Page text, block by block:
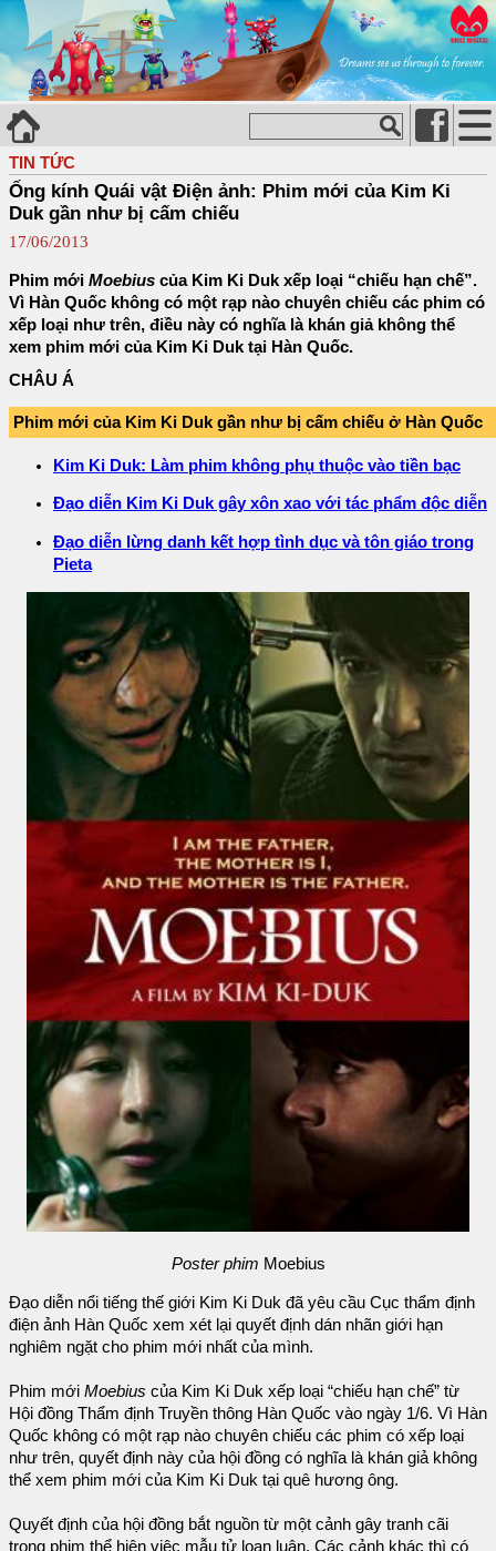
TIN TỨC
Ống kính Quái vật Điện ảnh: Phim mới của Kim Ki
Duk gần như bị cấm chiếu
17/06/2013
Phim mới Moebius của Kim Ki Duk xếp loại “chiếu hạn chế”.
Vì Hàn Quốc không có một rạp nào chuyên chiếu các phim có
xếp loại như trên, điều này có nghĩa là khán giả không thể
xem phim mới của Kim Ki Duk tại Hàn Quốc.
CHÂU Á
Phim mới của Kim Ki Duk gần như bị cấm chiếu ở Hàn Quốc
Kim Ki Duk: Làm phim không phụ thuộc vào tiền bạc
Đạo diễn Kim Ki Duk gây xôn xao với tác phẩm độc diễn
Đạo diễn lừng danh kết hợp tình dục và tôn giáo trong
Pieta
Poster phim Moebius
Đạo diễn nổi tiếng thế giới Kim Ki Duk đã yêu cầu Cục thẩm định
điện ảnh Hàn Quốc xem xét lại quyết định dán nhãn giới hạn
nghiêm ngặt cho phim mới nhất của mình.
Phim mới Moebius của Kim Ki Duk xếp loại “chiếu hạn chế” từ
Hội đồng Thẩm định Truyền thông Hàn Quốc vào ngày 1/6. Vì Hàn
Quốc không có một rạp nào chuyên chiếu các phim có xếp loại
như trên, quyết định này của hội đồng có nghĩa là khán giả không
thể xem phim mới của Kim Ki Duk tại quê hương ông.
Quyết định của hội đồng bắt nguồn từ một cảnh gây tranh cãi
trong phim thể hiện việc mẫu tử loạn luân. Các cảnh khác thì có